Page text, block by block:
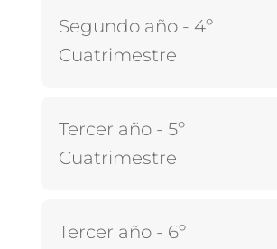
Segundo año - 4º
Cuatrimestre
Tercer año - 5º
Cuatrimestre
Tercer año - 6º